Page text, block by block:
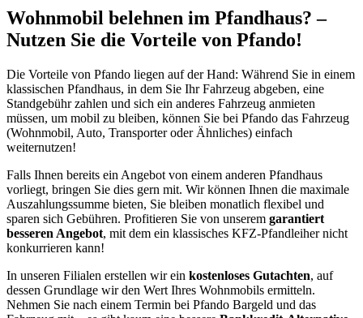
Wohnmobil belehnen im Pfandhaus? –
Nutzen Sie die Vorteile von Pfando!
Die Vorteile von Pfando liegen auf der Hand: Während Sie in einem
klassischen Pfandhaus, in dem Sie Ihr Fahrzeug abgeben, eine
Standgebühr zahlen und sich ein anderes Fahrzeug anmieten
müssen, um mobil zu bleiben, können Sie bei Pfando das Fahrzeug
(Wohnmobil, Auto, Transporter oder Ähnliches) einfach
weiternutzen!
Falls Ihnen bereits ein Angebot von einem anderen Pfandhaus
vorliegt, bringen Sie dies gern mit. Wir können Ihnen die maximale
Auszahlungssumme bieten, Sie bleiben monatlich flexibel und
sparen sich Gebühren. Profitieren Sie von unserem garantiert
besseren Angebot, mit dem ein klassisches KFZ-Pfandleiher nicht
konkurrieren kann!
In unseren Filialen erstellen wir ein kostenloses Gutachten, auf
dessen Grundlage wir den Wert Ihres Wohnmobils ermitteln.
Nehmen Sie nach einem Termin bei Pfando Bargeld und das